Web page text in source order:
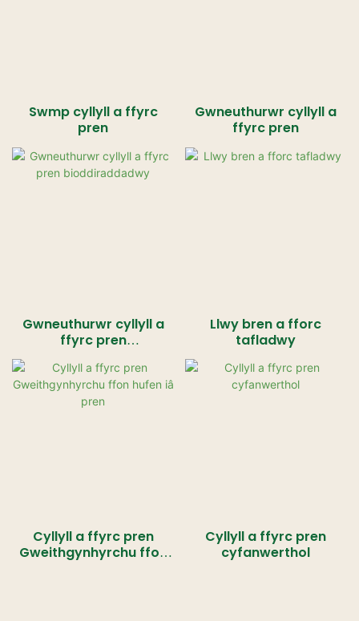
Swmp cyllyll a ffyrc
pren
Gwneuthurwr cyllyll a
ffyrc pren
Gwneuthurwr cyllyll a
ffyrc pren
Llwy bren a fforc
tafladwy
Cyllyll a ffyrc pren
Gweithgynhyrchu ffon
Cyllyll a ffyrc pren
cyfanwerthol